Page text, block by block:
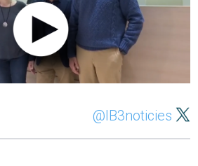
@IB3noticies